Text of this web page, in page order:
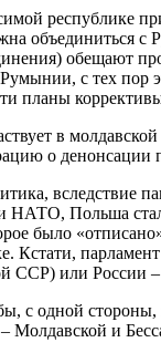
республике
объединиться с
обещают
с тех пор
планы
в
о денонсации
вследствие
Польша
было
Кстати,
ССР) или России
с одной стороны,
Молдавской и